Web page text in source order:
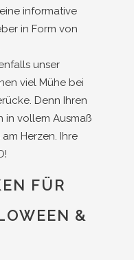
informative
in Form von
unser
viel Mühe bei
Denn Ihren
in vollem Ausmaß
Herzen. Ihre
FÜR
&